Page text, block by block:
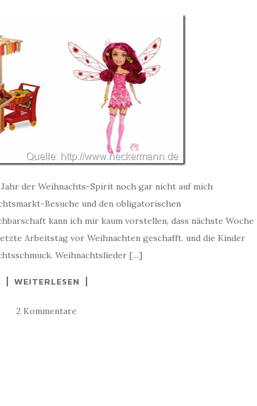
der Weihnachts-Spirit noch gar nicht auf mich
Besuche und den obligatorischen
kann ich mir kaum vorstellen, dass nächste Woche
Arbeitstag vor Weihnachten geschafft. und die Kinder
Weihnachtslieder […]
WEITERLESEN
2 Kommentare